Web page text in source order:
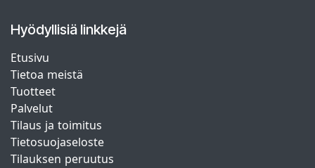
Hyödyllisiä linkkejä
Etusivu
Tietoa meistä
Tuotteet
Palvelut
Tilaus ja toimitus
Tietosuojaseloste
Tilauksen peruutus